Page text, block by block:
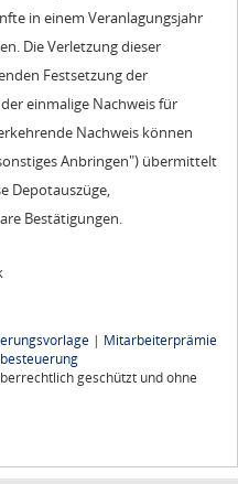
in einem Veranlagungsjahr
Die Verletzung dieser
Festsetzung der
einmalige Nachweis für
Nachweis können
Anbringen") übermittelt
Depotauszüge,
Bestätigungen.
| Mitarbeiterprämie
geschützt und ohne